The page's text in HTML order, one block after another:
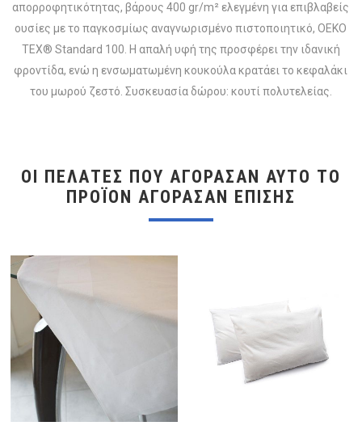
απορροφητικότητας, βάρους 400 gr/m² ελεγμένη για επιβλαβείς
ουσίες με το παγκοσμίως αναγνωρισμένο πιστοποιητικό, OEKO
TEX® Standard 100. Η απαλή υφή της προσφέρει την ιδανική
φροντίδα, ενώ η ενσωματωμένη κουκούλα κρατάει το κεφαλάκι
του μωρού ζεστό. Συσκευασία δώρου: κουτί πολυτελείας.
ΟΙ ΠΕΛΆΤΕΣ ΠΟΥ ΑΓΌΡΑΣΑΝ ΑΥΤΌ ΤΟ
ΠΡΟΪΌΝ ΑΓΌΡΑΣΑΝ ΕΠΊΣΗΣ